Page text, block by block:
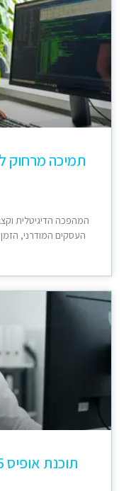
תמיכה
המהפכה הדיגיטלית
העסקים המודרני,